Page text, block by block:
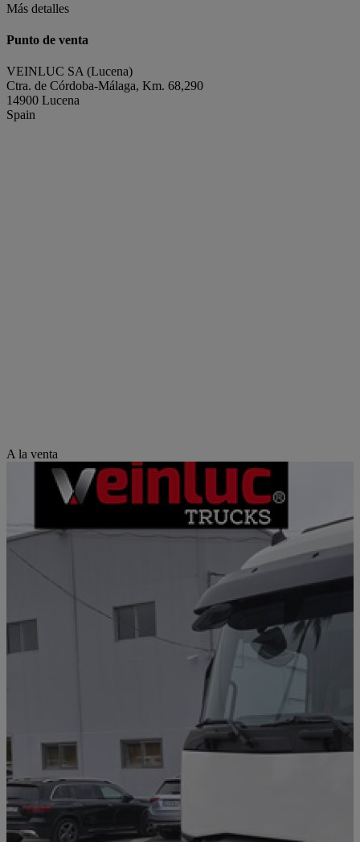
Más detalles
Punto de venta
VEINLUC SA (Lucena)
Ctra. de Córdoba-Málaga, Km. 68,290
14900 Lucena
Spain
A la venta